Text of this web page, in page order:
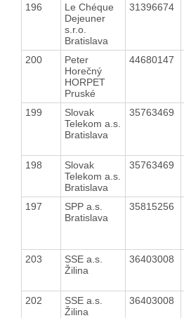
196
Le Chéque
Dejeuner
s.r.o.
Bratislava
31396674
200
Peter
Horečný
HORPET
Pruské
44680147
199
Slovak
Telekom a.s.
Bratislava
35763469
198
Slovak
Telekom a.s.
Bratislava
35763469
197
SPP a.s.
Bratislava
35815256
203
SSE a.s.
Žilina
36403008
202
SSE a.s.
Žilina
36403008